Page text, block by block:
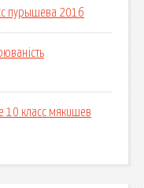
пурышева 2016
10 класс мякишев